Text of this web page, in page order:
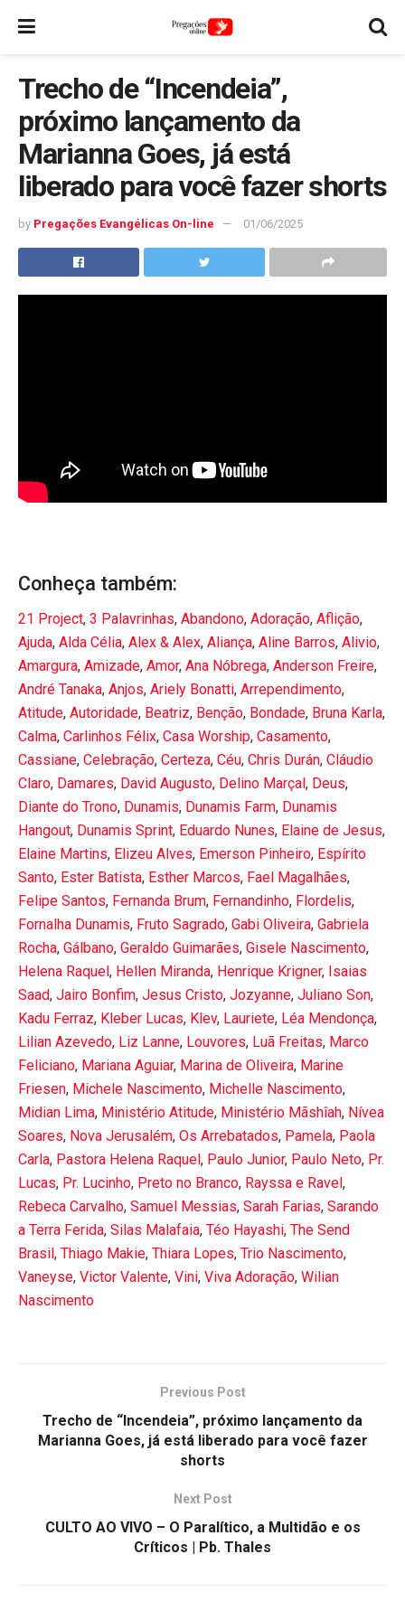
Trecho de “Incendeia”,
próximo lançamento da
Marianna Goes, já está
liberado para você fazer shorts
by Pregações Evangélicas On-line 01/06/2025
Conheça também:
21 Project, 3 Palavrinhas, Abandono, Adoração, Aflição,
Ajuda, Alda Célia, Alex & Alex, Aliança, Aline Barros, Alivio,
Amargura, Amizade, Amor, Ana Nóbrega, Anderson Freire,
André Tanaka, Anjos, Ariely Bonatti, Arrependimento,
Atitude, Autoridade, Beatriz, Benção, Bondade, Bruna Karla,
Calma, Carlinhos Félix, Casa Worship, Casamento,
Cassiane, Celebração, Certeza, Céu, Chris Durán, Cláudio
Claro, Damares, David Augusto, Delino Marçal, Deus,
Diante do Trono, Dunamis, Dunamis Farm, Dunamis
Hangout, Dunamis Sprint, Eduardo Nunes, Elaine de Jesus,
Elaine Martins, Elizeu Alves, Emerson Pinheiro, Espírito
Santo, Ester Batista, Esther Marcos, Fael Magalhães,
Felipe Santos, Fernanda Brum, Fernandinho, Flordelis,
Fornalha Dunamis, Fruto Sagrado, Gabi Oliveira, Gabriela
Rocha, Gálbano, Geraldo Guimarães, Gisele Nascimento,
Helena Raquel, Hellen Miranda, Henrique Krigner, Isaias
Saad, Jairo Bonfim, Jesus Cristo, Jozyanne, Juliano Son,
Kadu Ferraz, Kleber Lucas, Klev, Lauriete, Léa Mendonça,
Lilian Azevedo, Liz Lanne, Louvores, Luã Freitas, Marco
Feliciano, Mariana Aguiar, Marina de Oliveira, Marine
Friesen, Michele Nascimento, Michelle Nascimento,
Midian Lima, Ministério Atitude, Ministério Mãshîah, Nívea
Soares, Nova Jerusalém, Os Arrebatados, Pamela, Paola
Carla, Pastora Helena Raquel, Paulo Junior, Paulo Neto, Pr.
Lucas, Pr. Lucinho, Preto no Branco, Rayssa e Ravel,
Rebeca Carvalho, Samuel Messias, Sarah Farias, Sarando
a Terra Ferida, Silas Malafaia, Téo Hayashi, The Send
Brasil, Thiago Makie, Thiara Lopes, Trio Nascimento,
Vaneyse, Victor Valente, Vini, Viva Adoração, Wilian
Nascimento
Previous Post
Trecho de “Incendeia”, próximo lançamento da
Marianna Goes, já está liberado para você fazer
shorts
Next Post
CULTO AO VIVO – O Paralítico, a Multidão e os
Críticos | Pb. Thales